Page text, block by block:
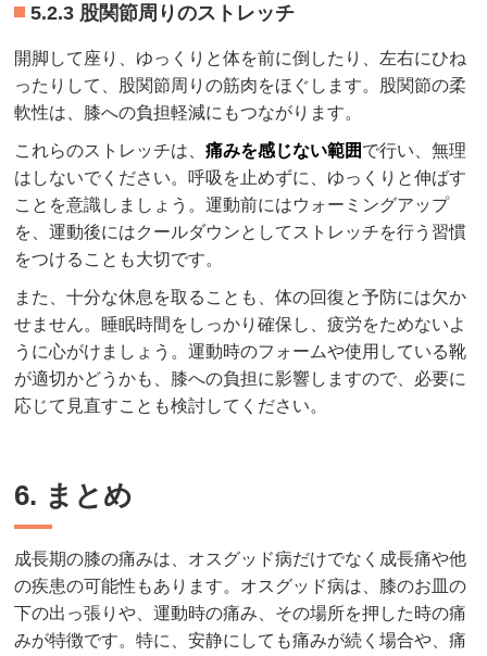
5.2.3 股関節周りのストレッチ
開脚して座り、ゆっくりと体を前に倒したり、左右にひね
ったりして、股関節周りの筋肉をほぐします。股関節の柔
軟性は、膝への負担軽減にもつながります。
これらのストレッチは、痛みを感じない範囲で行い、無理
はしないでください。呼吸を止めずに、ゆっくりと伸ばす
ことを意識しましょう。運動前にはウォーミングアップ
を、運動後にはクールダウンとしてストレッチを行う習慣
をつけることも大切です。
また、十分な休息を取ることも、体の回復と予防には欠か
せません。睡眠時間をしっかり確保し、疲労をためないよ
うに心がけましょう。運動時のフォームや使用している靴
が適切かどうかも、膝への負担に影響しますので、必要に
応じて見直すことも検討してください。
6. まとめ
成長期の膝の痛みは、オスグッド病だけでなく成長痛や他
の疾患の可能性もあります。オスグッド病は、膝のお皿の
下の出っ張りや、運動時の痛み、その場所を押した時の痛
みが特徴です。特に、安静にしても痛みが続く場合や、痛